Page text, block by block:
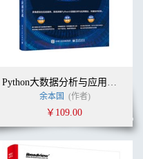
Python大数据分析与应用实战
余本国 (作者)
￥109.00